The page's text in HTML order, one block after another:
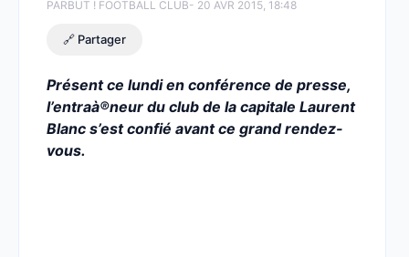
PARBUT ! FOOTBALL CLUB- 20 AVR 2015, 18:48
🔗 Partager
Présent ce lundi en conférence de presse,
l’entraà®neur du club de la capitale Laurent
Blanc s’est confié avant ce grand rendez-
vous.